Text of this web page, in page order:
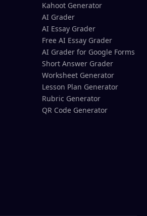
Kahoot Generator
AI Grader
AI Essay Grader
Free AI Essay Grader
AI Grader for Google Forms
Short Answer Grader
Worksheet Generator
Lesson Plan Generator
Rubric Generator
QR Code Generator